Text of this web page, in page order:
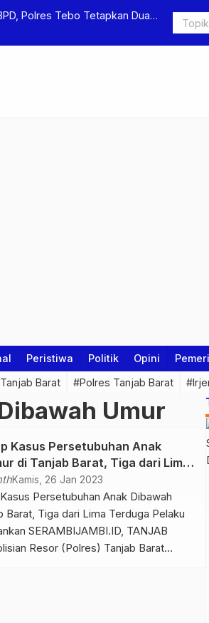
Polres Tebo Tetapkan Dua
Polres
Peristiwa Politik Opini
Barat #Polres Tanjab Barat
Umur
Kasus Persetubuhan Anak
di Tanjab Barat, Tiga dari Lima
Berhasil Diamankan
Kamis, 26 Jan 2023
Persetubuhan Anak Dibawah
Barat, Tiga dari Lima Terduga Pelaku
SERAMBIJAMBI.ID, TANJAB
Resor (Polres) Tanjab Barat